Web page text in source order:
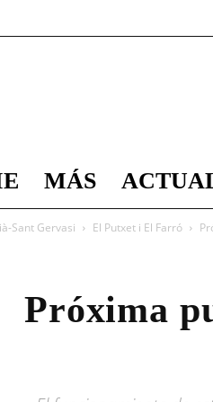
MÁS
Sant Gervasi El Putxet i El Farró
Próxima